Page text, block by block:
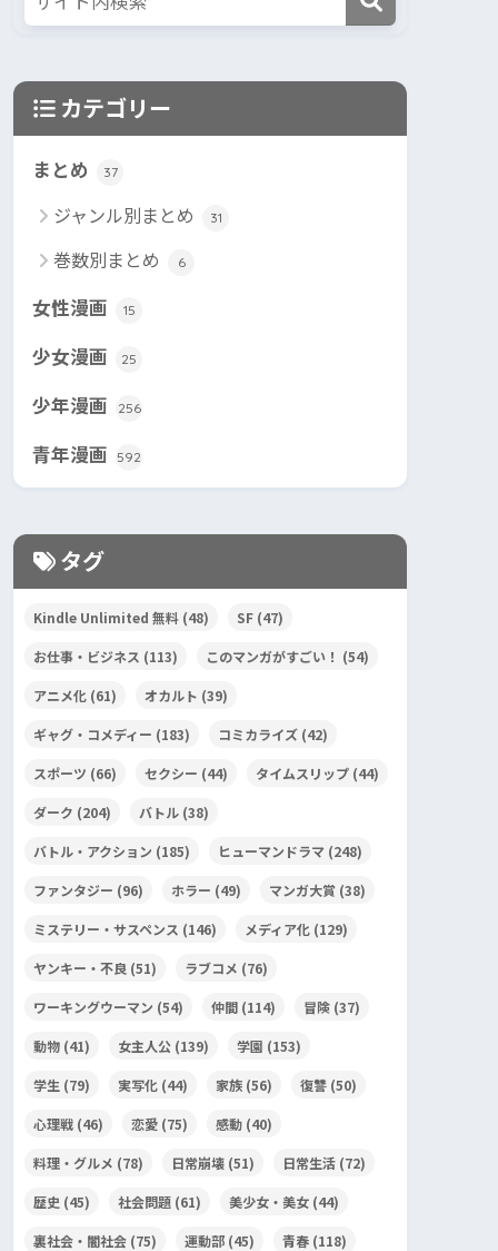
カテゴリー
まとめ 37
ジャンル別まとめ 31
巻数別まとめ 6
女性漫画 15
少女漫画 25
少年漫画 256
青年漫画 592
タグ
Kindle Unlimited 無料 (48) SF (47)
お仕事・ビジネス (113) このマンガがすごい！ (54)
アニメ化 (61) オカルト (39)
ギャグ・コメディー (183) コミカライズ (42)
スポーツ (66) セクシー (44) タイムスリップ (44)
ダーク (204) バトル (38)
バトル・アクション (185) ヒューマンドラマ (248)
ファンタジー (96) ホラー (49) マンガ大賞 (38)
ミステリー・サスペンス (146) メディア化 (129)
ヤンキー・不良 (51) ラブコメ (76)
ワーキングウーマン (54) 仲間 (114) 冒険 (37)
動物 (41) 女主人公 (139) 学園 (153)
学生 (79) 実写化 (44) 家族 (56) 復讐 (50)
心理戦 (46) 恋愛 (75) 感動 (40)
料理・グルメ (78) 日常崩壊 (51) 日常生活 (72)
歴史 (45) 社会問題 (61) 美少女・美女 (44)
裏社会・闇社会 (75) 運動部 (45) 青春 (118)